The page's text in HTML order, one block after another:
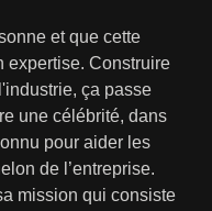
et que cette
expertise. Construire
ça passe
une célébrité, dans
pour aider les
de l’entreprise.
mission qui consiste